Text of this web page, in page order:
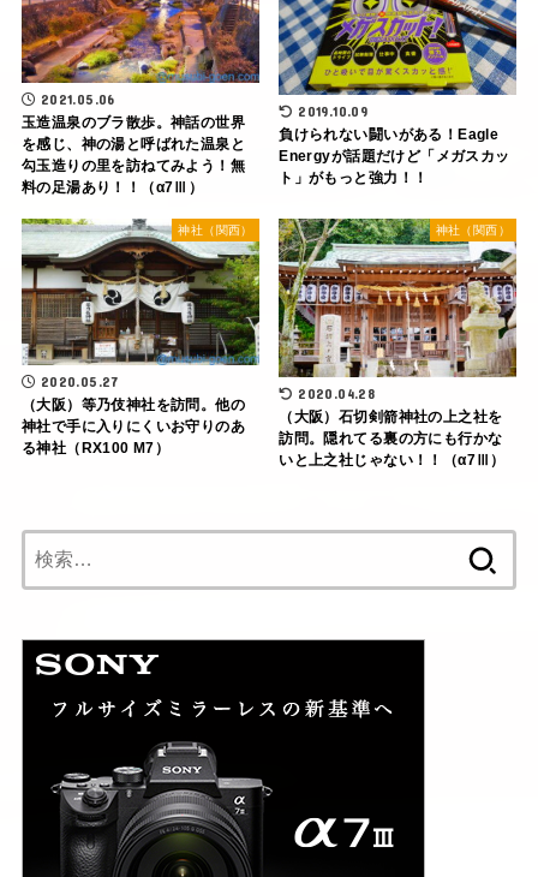
2021.05.06
玉造温泉のブラ散歩。神話の世界
を感じ、神の湯と呼ばれた温泉と
勾玉造りの里を訪ねてみよう！無
料の足湯あり！！（α7Ⅲ）
2019.10.09
負けられない闘いがある！Eagle
Energyが話題だけど「メガスカッ
ト」がもっと強力！！
神社（関西）
2020.05.27
（大阪）等乃伎神社を訪問。他の
神社で手に入りにくいお守りのあ
る神社（RX100 M7）
神社（関西）
2020.04.28
（大阪）石切剣箭神社の上之社を
訪問。隠れてる裏の方にも行かな
いと上之社じゃない！！（α7Ⅲ）
索: